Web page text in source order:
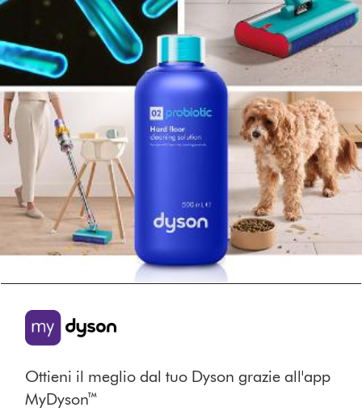
Ottieni il meglio dal tuo Dyson grazie all'app
MyDyson™